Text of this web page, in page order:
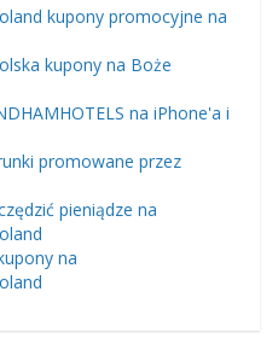
kupony promocyjne na
kupony na Boże
na iPhone'a i
promowane przez
pieniądze na
na